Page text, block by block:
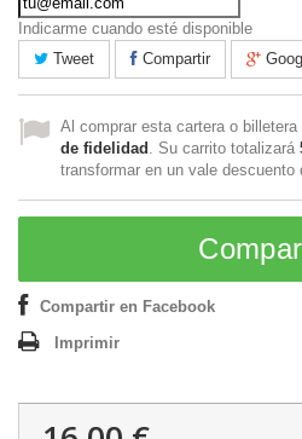
Indicarme cuando esté disponible
Tweet
Compartir
Al comprar esta cartera o
de fidelidad . Su carrito totalizará
transformar en un vale descuento
Compartir en Facebook
Imprimir